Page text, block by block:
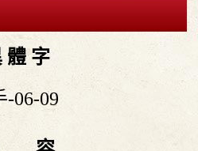
體 字
-06-09